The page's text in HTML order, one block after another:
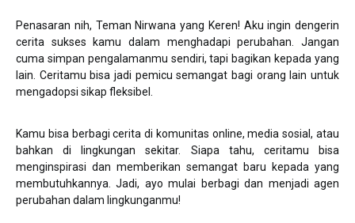
Penasaran nih, Teman Nirwana yang Keren! Aku ingin dengerin
cerita sukses kamu dalam menghadapi perubahan. Jangan
cuma simpan pengalamanmu sendiri, tapi bagikan kepada yang
lain. Ceritamu bisa jadi pemicu semangat bagi orang lain untuk
mengadopsi sikap fleksibel.
Kamu bisa berbagi cerita di komunitas online, media sosial, atau
bahkan di lingkungan sekitar. Siapa tahu, ceritamu bisa
menginspirasi dan memberikan semangat baru kepada yang
membutuhkannya. Jadi, ayo mulai berbagi dan menjadi agen
perubahan dalam lingkunganmu!